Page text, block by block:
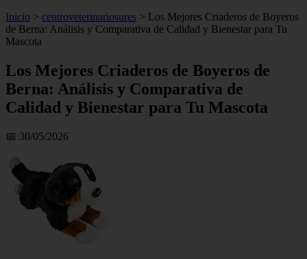
Inicio > centroveterinariosures > Los Mejores Criaderos de Boyeros
de Berna: Análisis y Comparativa de Calidad y Bienestar para Tu
Mascota
Los Mejores Criaderos de Boyeros de
Berna: Análisis y Comparativa de
Calidad y Bienestar para Tu Mascota
📅 30/05/2026